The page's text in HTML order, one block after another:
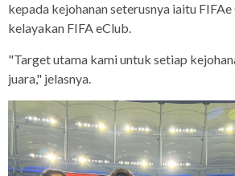
kepada kejohanan seterusnya iaitu
kelayakan FIFA eClub.
"Target utama kami untuk setiap
juara," jelasnya.